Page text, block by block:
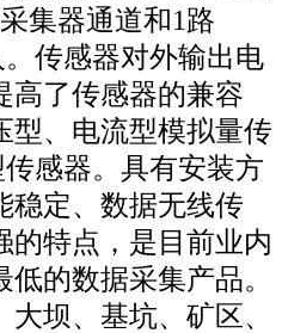
集器通道和1路
传感器对外输出电
高了传感器的兼容
型、电流型模拟量传
感器。具有安装方
稳定、数据无线传
的特点，是目前业内
的数据采集产品。
坝、基坑、矿区、